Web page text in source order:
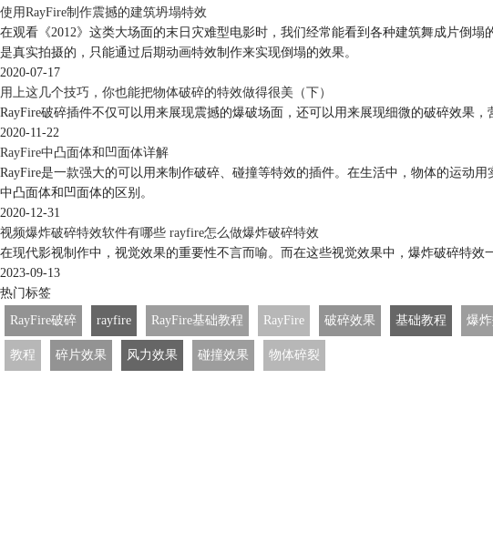
使用RayFire制作震撼的建筑坍塌特效
在观看《2012》这类大场面的末日灾难型电影时，我们经常能看到各种建筑舞成片倒
是真实拍摄的，只能通过后期动画特效制作来实现倒塌的效果。
2020-07-17
用上这几个技巧，你也能把物体破碎的特效做得很美（下）
RayFire破碎插件不仅可以用来展现震撼的爆破场面，还可以用来展现细微的破碎效果，
2020-11-22
RayFire中凸面体和凹面体详解
RayFire是一款强大的可以用来制作破碎、碰撞等特效的插件。在生活中，物体的运动
中凸面体和凹面体的区别。
2020-12-31
视频爆炸破碎特效软件有哪些 rayfire怎么做爆炸破碎特效
在现代影视制作中，视觉效果的重要性不言而喻。而在这些视觉效果中，爆炸破碎特
2023-09-13
热门标签
RayFire破碎
rayfire RayFire基础教程 RayFire 破碎效果 基础教程 爆
教程 碎片效果 风力效果 碰撞效果 物体碎裂